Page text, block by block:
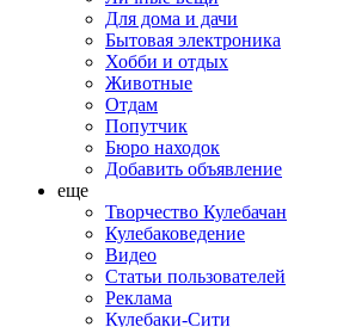
Для дома и дачи
Бытовая электроника
Хобби и отдых
Животные
Отдам
Попутчик
Бюро находок
Добавить объявление
еще
Творчество Кулебачан
Кулебаковедение
Видео
Статьи пользователей
Реклама
Кулебаки-Сити